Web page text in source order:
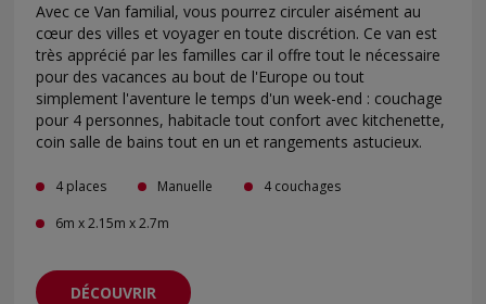
Avec ce Van familial, vous pourrez circuler aisément au
cœur des villes et voyager en toute discrétion. Ce van est
très apprécié par les familles car il offre tout le nécessaire
pour des vacances au bout de l'Europe ou tout
simplement l'aventure le temps d'un week-end : couchage
pour 4 personnes, habitacle tout confort avec kitchenette,
coin salle de bains tout en un et rangements astucieux.
4 places Manuelle
4 couchages
6m x 2.15m x 2.7m
DÉCOUVRIR